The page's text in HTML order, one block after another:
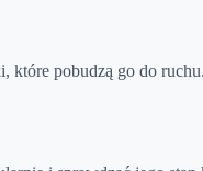
które pobudzą go do